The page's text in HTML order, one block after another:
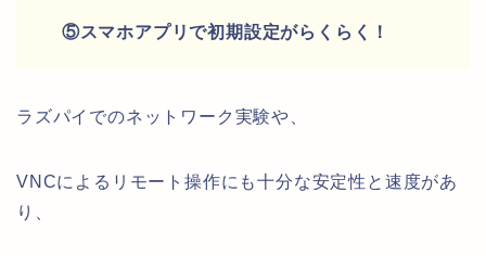
⑤スマホアプリで初期設定がらくらく！
ラズパイでのネットワーク実験や、
VNCによるリモート操作にも十分な安定性と速度があ
り、